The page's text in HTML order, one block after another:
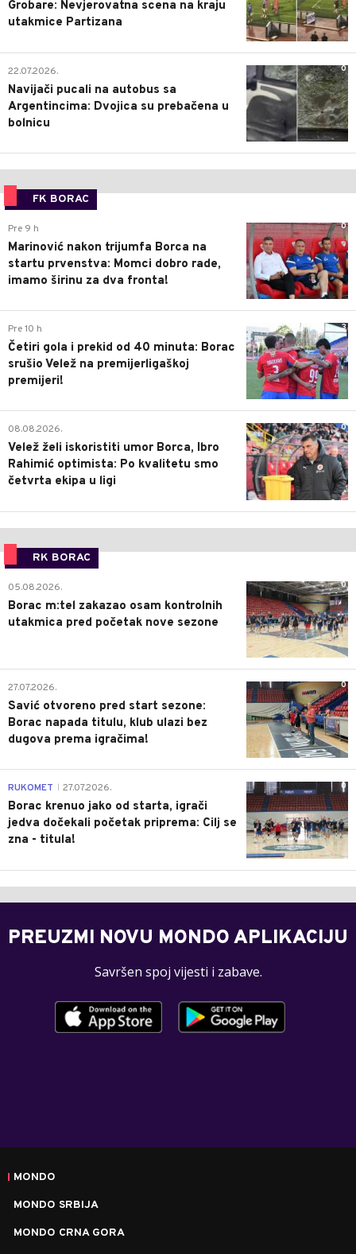
Grobare: Nevjerovatna scena na kraju
utakmice Partizana
0
22.07.2026.
Navijači pucali na autobus sa
Argentincima: Dvojica su prebačena u
bolnicu
FK BORAC
0
Pre 9 h
Marinović nakon trijumfa Borca na
startu prvenstva: Momci dobro rade,
imamo širinu za dva fronta!
3
Pre 10 h
Četiri gola i prekid od 40 minuta: Borac
srušio Velež na premijerligaškoj
premijeri!
0
08.08.2026.
Velež želi iskoristiti umor Borca, Ibro
Rahimić optimista: Po kvalitetu smo
četvrta ekipa u ligi
RK BORAC
0
05.08.2026.
Borac m:tel zakazao osam kontrolnih
utakmica pred početak nove sezone
0
27.07.2026.
Savić otvoreno pred start sezone:
Borac napada titulu, klub ulazi bez
dugova prema igračima!
0
RUKOMET 27.07.2026.
Borac krenuo jako od starta, igrači
jedva dočekali početak priprema: Cilj se
zna - titula!
PREUZMI NOVU MONDO APLIKACIJU
Savršen spoj vijesti i zabave.
MONDO
MONDO SRBIJA
MONDO CRNA GORA